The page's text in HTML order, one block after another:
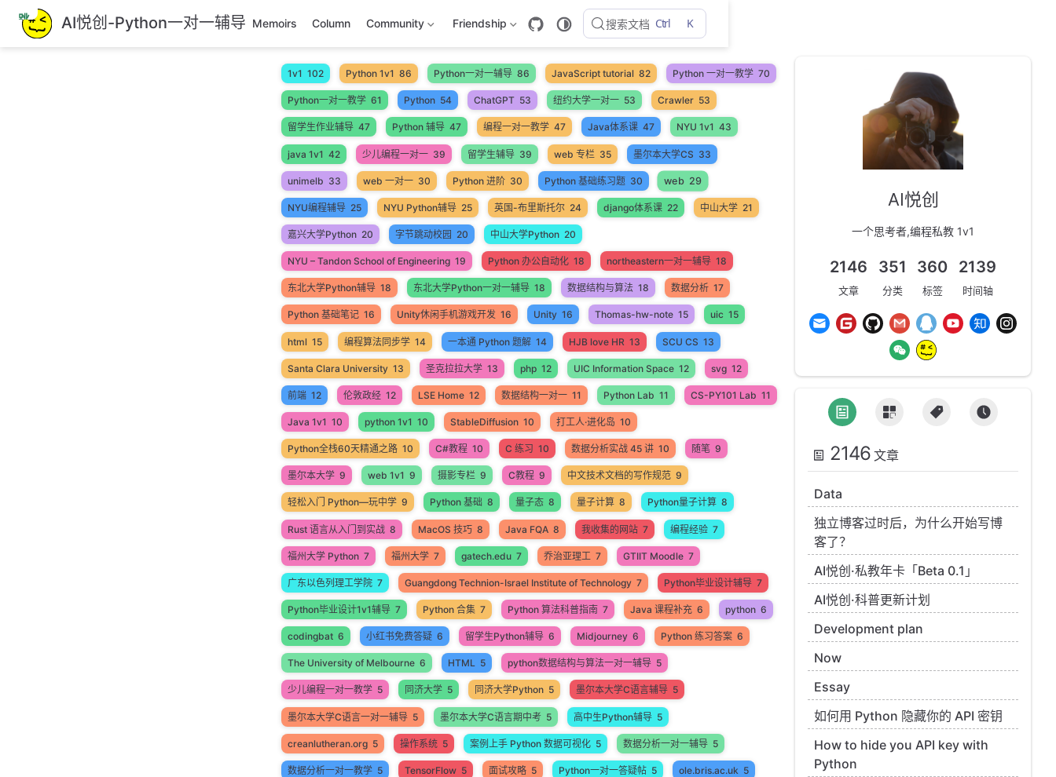
跳
至
主
AI悦创-Python一对一辅导 Memoirs Column Community Friendship 搜索文档 Ctrl K
1v1 102 Python 1v1 86 Python一对一辅导 86 JavaScript tutorial 82 Python 一对一教学 70
Python一对一教学 61 Python 54 ChatGPT 53 纽约大学一对一 53 Crawler 53
留学生作业辅导 47 Python 辅导 47 编程一对一教学 47 Java体系课 47 NYU 1v1 43
java 1v1 42 少儿编程一对一 39 留学生辅导 39 web 专栏 35 墨尔本大学CS 33
unimelb 33 web 一对一 30 Python 进阶 30 Python 基础练习题 30 web 29
NYU编程辅导 25 NYU Python辅导 25 英国-布里斯托尔 24 django体系课 22 中山大学 21
嘉兴大学Python 20 字节跳动校园 20 中山大学Python 20
NYU – Tandon School of Engineering 19 Python 办公自动化 18 northeastern一对一辅导 18
东北大学Python辅导 18 东北大学Python一对一辅导 18 数据结构与算法 18 数据分析 17
Python 基础笔记 16 Unity休闲手机游戏开发 16 Unity 16 Thomas-hw-note 15 uic 15
html 15 编程算法同步学 14 一本通 Python 题解 14 HJB love HR 13 SCU CS 13
Santa Clara University 13 圣克拉拉大学 13 php 12 UIC Information Space 12 svg 12
前端 12 伦敦政经 12 LSE Home 12 数据结构一对一 11 Python Lab 11 CS-PY101 Lab 11
Java 1v1 10 python 1v1 10 StableDiffusion 10 打工人·进化岛 10
Python全栈60天精通之路 10 C#教程 10 C 练习 10 数据分析实战 45 讲 10 随笔 9
墨尔本大学 9 web 1v1 9 摄影专栏 9 C教程 9 中文技术文档的写作规范 9
轻松入门 Python—玩中学 9 Python 基础 8 量子态 8 量子计算 8 Python量子计算 8
Rust 语言从入门到实战 8 MacOS 技巧 8 Java FQA 8 我收集的网站 7 编程经验 7
福州大学 Python 7 福州大学 7 gatech.edu 7 乔治亚理工 7 GTIIT Moodle 7
广东以色列理工学院 7 Guangdong Technion-Israel Institute of Technology 7 Python毕业设计辅导 7
Python毕业设计1v1辅导 7 Python 合集 7 Python 算法科普指南 7 Java 课程补充 6 python 6
codingbat 6 小红书免费答疑 6 留学生Python辅导 6 Midjourney 6 Python 练习答案 6
The University of Melbourne 6 HTML 5 python数据结构与算法一对一辅导 5
少儿编程一对一教学 5 同济大学 5 同济大学Python 5 墨尔本大学C语言辅导 5
墨尔本大学C语言一对一辅导 5 墨尔本大学C语言期中考 5 高中生Python辅导 5
creanlutheran.org 5 操作系统 5 案例上手 Python 数据可视化 5 数据分析一对一辅导 5
数据分析一对一教学 5 TensorFlow 5 面试攻略 5 Python一对一答疑帖 5 ole.bris.ac.uk 5
AI悦创
一个思考者,编程私教 1v1
2146
文章
351
分类
360
标签
2139
时间轴
2146 文章
Data
独立博客过时后，为什么开始写博
客了？
AI悦创·私教年卡「Beta 0.1」
AI悦创·科普更新计划
Development plan
Now
Essay
如何用 Python 隐藏你的 API 密钥
How to hide you API key with
Python